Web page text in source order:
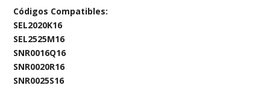
Códigos Compatibles:
SEL2020K16
SEL2525M16
SNR0016Q16
SNR0020R16
SNR0025S16